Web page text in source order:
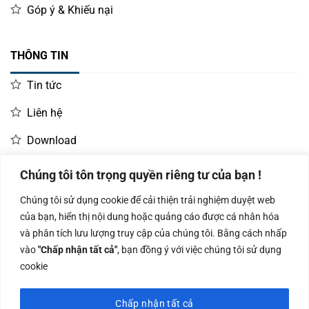
Chúng tôi tôn trọng quyền riêng tư của bạn !
Chúng tôi sử dụng cookie để cải thiện trải nghiệm duyệt web
của bạn, hiển thị nội dung hoặc quảng cáo được cá nhân hóa
và phân tích lưu lượng truy cập của chúng tôi. Bằng cách nhấp
vào"Chấp nhận tất cả", bạn đồng ý với việc chúng tôi sử dụng
cookie
Chấp nhận tất cả
Góp ý & Khiếu nại
THÔNG TIN
Tin tức
Liên hệ
Download
LIÊN HỆ MUA HÀNG
Kinh doanh:
0966.93.1717
KD Dự Án: 0987
835 345
Kế Toán:
0987.919.040